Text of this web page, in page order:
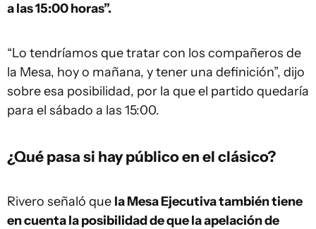
a las 15:00 horas”.
“Lo tendríamos que tratar con los compañeros de
la Mesa, hoy o mañana, y tener una definición”, dijo
sobre esa posibilidad, por la que el partido quedaría
para el sábado a las 15:00.
¿Qué pasa si hay público en el clásico?
Rivero señaló que la Mesa Ejecutiva también tiene
en cuenta la posibilidad de que la apelación de